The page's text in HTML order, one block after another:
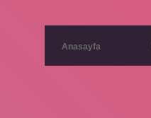
Anasayfa